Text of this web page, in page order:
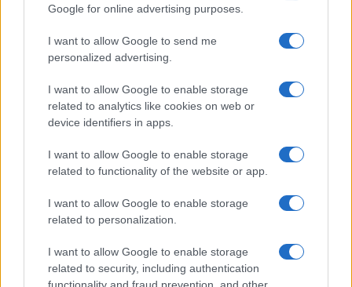
Google for online advertising purposes.
I want to allow Google to send me
personalized advertising.
I want to allow Google to enable storage
related to analytics like cookies on web or
device identifiers in apps.
I want to allow Google to enable storage
related to functionality of the website or app.
I want to allow Google to enable storage
related to personalization.
I want to allow Google to enable storage
related to security, including authentication
άνοιξε τις πύλες του σε όλους
ΕΤΙΚΕΤΕΣ International Friendship Foundation
Ελληνο-Ιαπωνικός Σύνδεσμος
Ιαπωνική Εβδομάδα
Πρεσβεία της Ιαπωνίας